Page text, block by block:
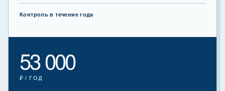
Контроль в течение года
53 000
₽ / ГОД